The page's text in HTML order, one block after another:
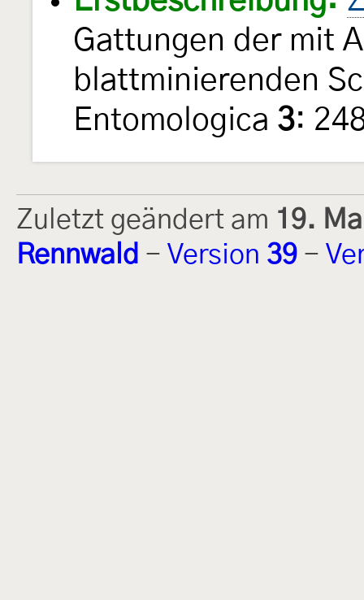
Gattungen der mit
blattminierenden
Entomologica 3:
Zuletzt geändert am 19.
Rennwald - Version 39 -